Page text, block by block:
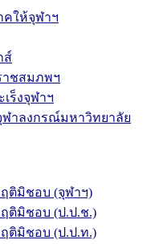
คให้จุฬาฯ
ส์
ชสมภพฯ
ร็งจุฬาฯ
ฬาลงกรณ์มหาวิทยาลัย
ติมิชอบ (จุฬาฯ)
ติมิชอบ (ป.ป.ช.)
ติมิชอบ (ป.ป.ท.)